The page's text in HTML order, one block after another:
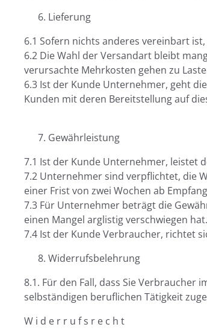
Lieferung
6.1 Sofern nichts anderes vereinbart
6.2 Die Wahl der Versandart bleibt
verursachte Mehrkosten gehen zu
6.3 Ist der Kunde Unternehmer, geht
Kunden mit deren Bereitstellung auf
Gewährleistung
7.1 Ist der Kunde Unternehmer, leistet
7.2 Unternehmer sind verpflichtet, die
einer Frist von zwei Wochen ab
7.3 Für Unternehmer beträgt die
einen Mangel arglistig verschwiegen hat.
7.4 Ist der Kunde Verbraucher, richtet
Widerrufsbelehrung
8.1. Für den Fall, dass Sie Verbraucher
selbständigen beruflichen Tätigkeit
W i d e r r u f s r e c h t